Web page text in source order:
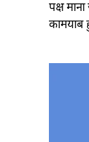
पक्ष
कामयाब